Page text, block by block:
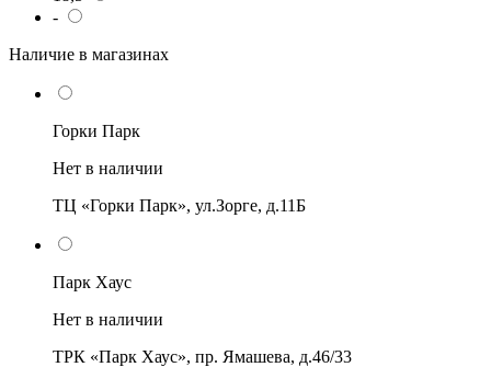
-
Наличие в магазинах
Горки Парк
Нет в наличии
ТЦ «Горки Парк», ул.Зорге, д.11Б
Парк Хаус
Нет в наличии
ТРК «Парк Хаус», пр. Ямашева, д.46/33